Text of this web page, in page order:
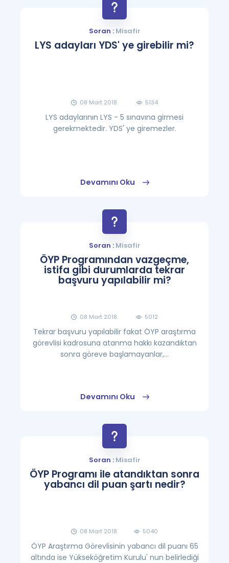
Soran :Misafir
LYS adayları YDS' ye girebilir mi?
08 Mart 2018 5134
LYS adaylarının LYS - 5 sınavına girmesi
gerekmektedir. YDS' ye giremezler.
Devamını Oku
Soran :Misafir
ÖYP Programından vazgeçme,
istifa gibi durumlarda tekrar
başvuru yapılabilir mi?
08 Mart 2018 5012
Tekrar başvuru yapılabilir fakat ÖYP araştırma
görevlisi kadrosuna atanma hakkı kazandıktan
sonra göreve başlamayanlar,...
Devamını Oku
Soran :Misafir
ÖYP Programı ile atandıktan sonra
yabancı dil puan şartı nedir?
08 Mart 2018 5040
ÖYP Araştırma Görevlisinin yabancı dil puanı 65
altında ise Yükseköğretim Kurulu' nun belirlediği